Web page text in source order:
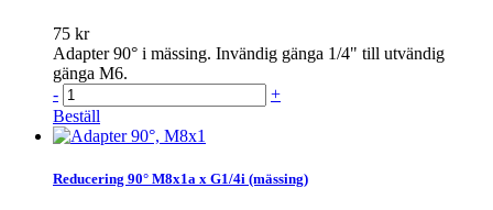
75 kr
Adapter 90° i mässing. Invändig gänga 1/4" till utvändig
gänga M6.
-
+
Beställ
Reducering 90° M8x1a x G1/4i (mässing)